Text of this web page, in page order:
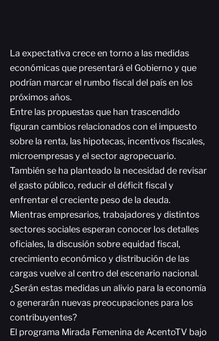
La expectativa crece en torno a las medidas
económicas que presentará el Gobierno y que
podrían marcar el rumbo fiscal del país en los
próximos años.
Entre las propuestas que han trascendido
figuran cambios relacionados con el impuesto
sobre la renta, las hipotecas, incentivos fiscales,
microempresas y el sector agropecuario.
También se ha planteado la necesidad de revisar
el gasto público, reducir el déficit fiscal y
enfrentar el creciente peso de la deuda.
Mientras empresarios, trabajadores y distintos
sectores sociales esperan conocer los detalles
oficiales, la discusión sobre equidad fiscal,
crecimiento económico y distribución de las
cargas vuelve al centro del escenario nacional.
¿Serán estas medidas un alivio para la economía
o generarán nuevas preocupaciones para los
contribuyentes?
El programa Mirada Femenina de AcentoTV bajo